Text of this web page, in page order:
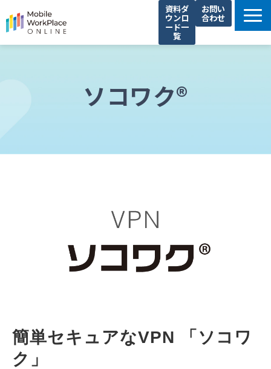
資料ダ
ウンロ
ード一
覧
お問い
合わせ
コネクシオの強み
ソコワク®
簡単セキュアなVPN 「ソコワ
ク」